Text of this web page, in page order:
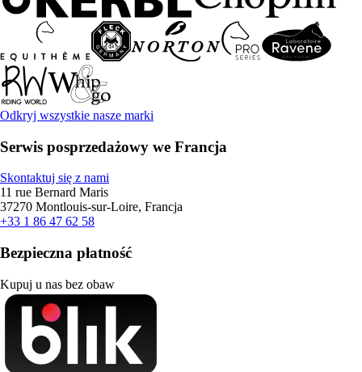
Odkryj wszystkie nasze marki
Serwis posprzedażowy we Francja
Skontaktuj się z nami
11 rue Bernard Maris
37270 Montlouis-sur-Loire, Francja
+33 1 86 47 62 58
Bezpieczna płatność
Kupuj u nas bez obaw